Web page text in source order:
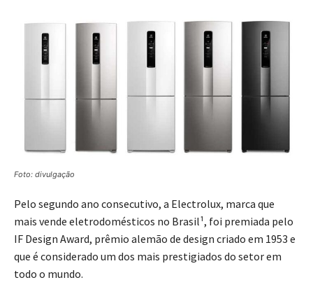
Foto: divulgação
Pelo segundo ano consecutivo, a Electrolux, marca que
mais vende eletrodomésticos no Brasil¹, foi premiada pelo
IF Design Award, prêmio alemão de design criado em 1953 e
que é considerado um dos mais prestigiados do setor em
todo o mundo.